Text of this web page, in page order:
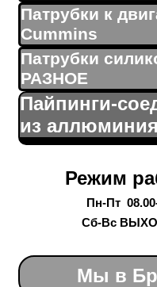
Патрубки к
Cummins
Патрубки
РАЗНОЕ
Пайпинги-
из аллюминия
Режим
Пн-Пт
Сб-Вс
Мы в